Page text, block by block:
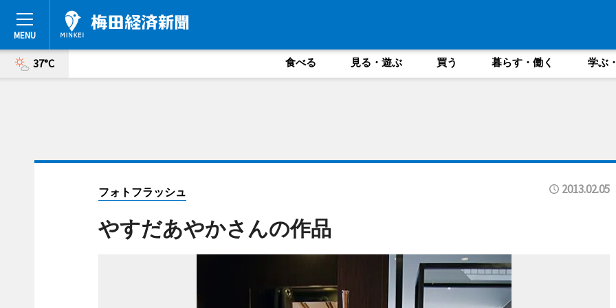
37°C 食べる 見る・遊ぶ 買う 暮らす・働く 学ぶ
フォトフラッシュ 2013.02.05
やすだあやかさんの作品